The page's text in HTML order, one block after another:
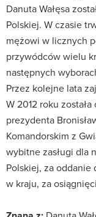
Danuta Wałęsa
Polskiej. W czasie
mężowi w licznych
przywódców wielu
następnych
Przez kolejne lata
W 2012 roku
prezydenta
Komandorskim z
wybitne zasługi dla
Polskiej, za oddanie
w kraju, za